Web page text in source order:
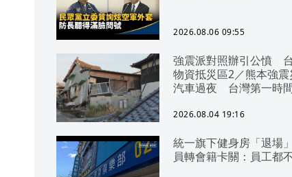
2026.08.06 09:55
強震派對照辦引公憤
物資抵災區2／熊本強
汽車過夜 台灣第一時
2026.08.04 19:16
統一旗下健身房「退場
員轉會籍卡關：員工都